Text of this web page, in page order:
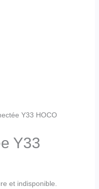
Y33 HOCO
Y33
et indisponible.